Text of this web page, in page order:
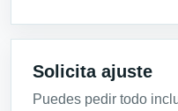
Solicita ajuste
Puedes pedir todo